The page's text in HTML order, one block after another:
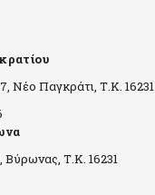
Νέο Παγκράτι, Τ.Κ. 16231
Βύρωνας, Τ.Κ. 16231